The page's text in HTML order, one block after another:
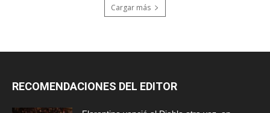
Cargar más
RECOMENDACIONES DEL EDITOR